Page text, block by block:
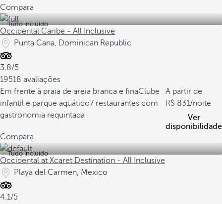
Compara
Tudo incluído
Occidental Caribe - All Inclusive
Punta Cana, Dominican Republic
3.8/5
19518 avaliações
Em frente à praia de areia branca e finaClube
infantil e parque aquático7 restaurantes com
gastronomia requintada
A partir de
831/noite
Ver
disponibilidade
Compara
Tudo incluído
Occidental at Xcaret Destination - All Inclusive
Playa del Carmen, Mexico
4.1/5